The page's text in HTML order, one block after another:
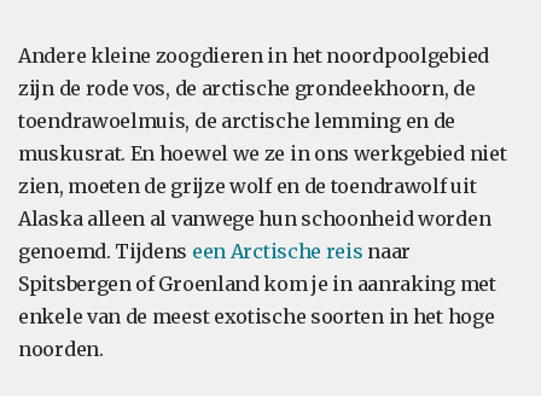
Andere kleine zoogdieren in het noordpoolgebied
zijn de rode vos, de arctische grondeekhoorn, de
toendrawoelmuis, de arctische lemming en de
muskusrat. En hoewel we ze in ons werkgebied niet
zien, moeten de grijze wolf en de toendrawolf uit
Alaska alleen al vanwege hun schoonheid worden
genoemd. Tijdens een Arctische reis naar
Spitsbergen of Groenland kom je in aanraking met
enkele van de meest exotische soorten in het hoge
noorden.